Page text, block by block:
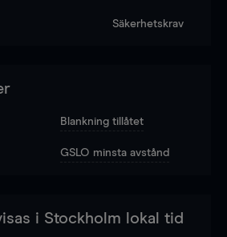
Säkerhetskrav
Blankning tillåtet
GSLO minsta avstånd
i Stockholm lokal tid